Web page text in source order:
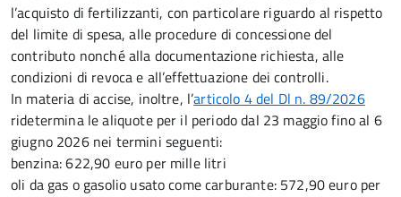
l’acquisto di fertilizzanti, con particolare riguardo al rispetto
del limite di spesa, alle procedure di concessione del
contributo nonché alla documentazione richiesta, alle
condizioni di revoca e all’effettuazione dei controlli.
In materia di accise, inoltre, l’articolo 4 del Dl n. 89/2026
ridetermina le aliquote per il periodo dal 23 maggio fino al 6
giugno 2026 nei termini seguenti:
benzina: 622,90 euro per mille litri
oli da gas o gasolio usato come carburante: 572,90 euro per